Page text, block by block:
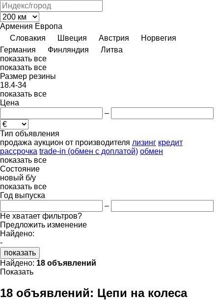
Армения Европа
Словакия
Швеция Австрия
Норвегия
Германия
Финляндия
Литва
показать все
показать все
Размер резины
18.4-34
показать все
Цена
–
Тип объявления
продажа аукцион от производителя лизинг кредит
рассрочка trade-in (обмен с доплатой) обмен
показать все
Состояние
новый б/у
показать все
Год выпуска
–
Не хватает фильтров?
Предложить изменение
Найдено:
-
показать
Найдено: 18 объявлений
Показать
18 объявлений: Цепи на колеса